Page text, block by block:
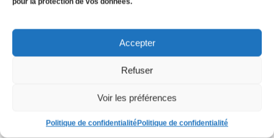
Accepter
Refuser
Voir les préférences
Politique de confidentialitéPolitique de confidentialité
Protocole Jeweller : la
communication du futur
Au cœur d’Ajax ? Jeweller, un protocole